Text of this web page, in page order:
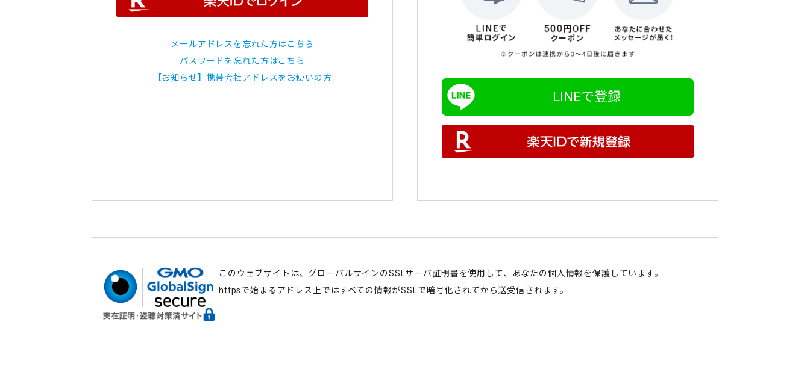
メールアドレスを忘れた方はこちら
パスワードを忘れた方はこちら
【お知らせ】携帯会社アドレスをお使いの方
LINEで登録
このウェブサイトは、グローバルサインのSSLサーバ証明書を使用して、あなたの個人情報を保護しています。
httpsで始まるアドレス上ではすべての情報がSSLで暗号化されてから送受信されます。